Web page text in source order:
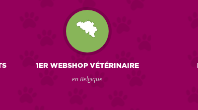
1ER WEBSHOP VÉTÉRINAIRE
en Belgique